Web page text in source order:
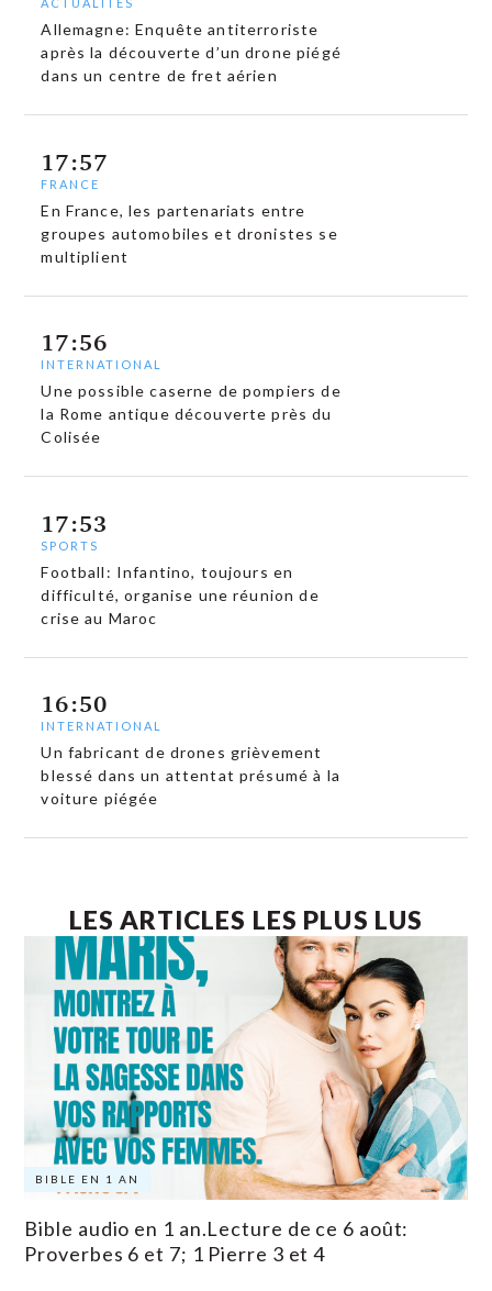
ACTUALITÉS
Allemagne: Enquête antiterroriste
après la découverte d’un drone piégé
dans un centre de fret aérien
17:57
FRANCE
En France, les partenariats entre
groupes automobiles et dronistes se
multiplient
17:56
INTERNATIONAL
Une possible caserne de pompiers de
la Rome antique découverte près du
Colisée
17:53
SPORTS
Football: Infantino, toujours en
difficulté, organise une réunion de
crise au Maroc
16:50
INTERNATIONAL
Un fabricant de drones grièvement
blessé dans un attentat présumé à la
voiture piégée
LES ARTICLES LES PLUS LUS
BIBLE EN 1 AN
Bible audio en 1 an.Lecture de ce 6 août:
Proverbes 6 et 7; 1 Pierre 3 et 4